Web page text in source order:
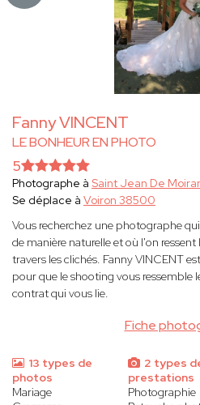
Fanny VINCENT
LE BONHEUR EN PHOTO
Fiche
5
Photographe à Saint Jean De
Se déplace à Voiron 38500
Vous recherchez une photographe
de manière naturelle et où l'on
travers les clichés. Fanny VINCENT
pour que le shooting vous ressemble
contrat qui vous lie.
13 types de
photos
Mariage
2 types
prestations
Photographie